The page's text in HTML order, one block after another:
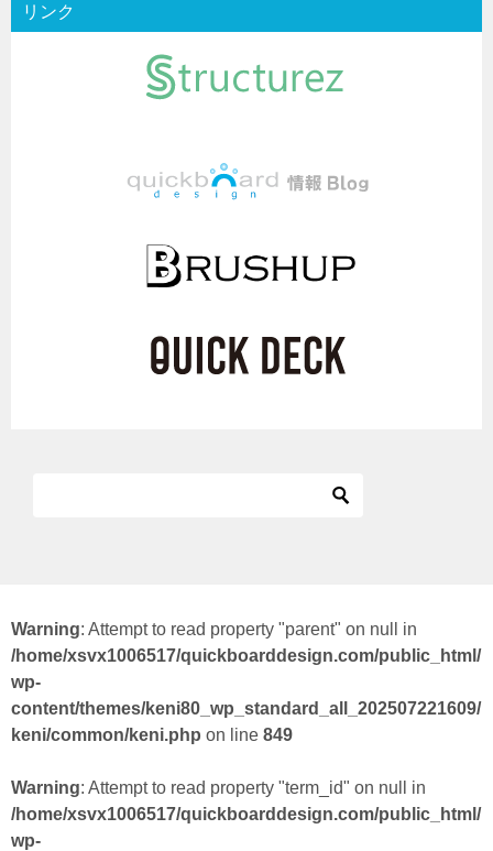
リンク
Warning: Attempt to read property "parent" on null in
/home/xsvx1006517/quickboarddesign.com/public_html/
wp-
content/themes/keni80_wp_standard_all_202507221609/
keni/common/keni.php on line 849
Warning: Attempt to read property "term_id" on null in
/home/xsvx1006517/quickboarddesign.com/public_html/
wp-